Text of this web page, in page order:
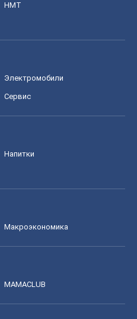
НМТ
Электромобили
Сервис
Напитки
Mакроэкономика
MAMACLUB